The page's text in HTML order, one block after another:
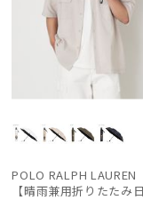
POLO RALPH LAUREN